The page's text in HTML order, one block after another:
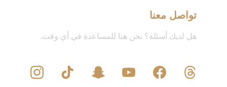
تواصل معنا
هل لديك أسئلة؟ نحن هنا للمساعدة في أي وقت.